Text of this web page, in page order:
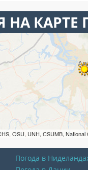
НА КАРТЕ
OSU, UNH, CSUMB, National
Погода в